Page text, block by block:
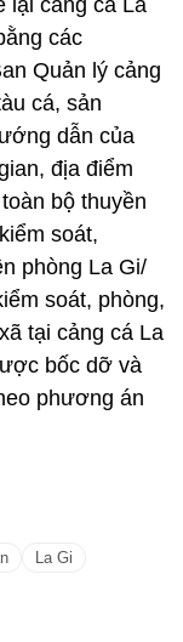
lại cảng cá La
các
Quản lý cảng
cá, sản
dẫn của
địa điểm
bộ thuyền
soát,
phòng La Gi/
soát, phòng,
tại cảng cá La
bốc dỡ và
phương án
La Gi